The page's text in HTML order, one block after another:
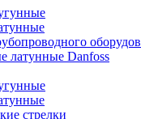
латунные Danfoss
стрелки